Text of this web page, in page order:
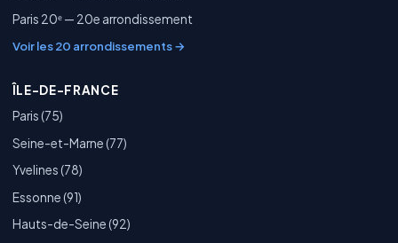
Paris 20ᵉ — 20e arrondissement
Voir les 20 arrondissements →
ÎLE-DE-FRANCE
Paris (75)
Seine-et-Marne (77)
Yvelines (78)
Essonne (91)
Hauts-de-Seine (92)